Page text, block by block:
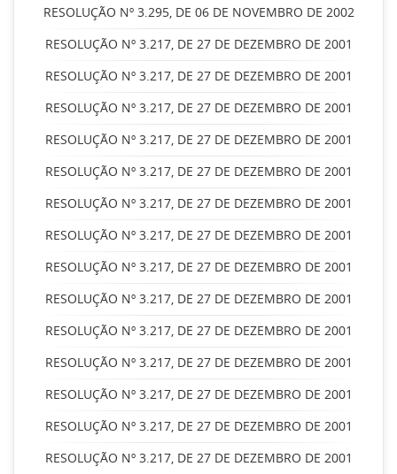
RESOLUÇÃO Nº 3.295, DE 06 DE NOVEMBRO DE 2002
RESOLUÇÃO Nº 3.217, DE 27 DE DEZEMBRO DE 2001
RESOLUÇÃO Nº 3.217, DE 27 DE DEZEMBRO DE 2001
RESOLUÇÃO Nº 3.217, DE 27 DE DEZEMBRO DE 2001
RESOLUÇÃO Nº 3.217, DE 27 DE DEZEMBRO DE 2001
RESOLUÇÃO Nº 3.217, DE 27 DE DEZEMBRO DE 2001
RESOLUÇÃO Nº 3.217, DE 27 DE DEZEMBRO DE 2001
RESOLUÇÃO Nº 3.217, DE 27 DE DEZEMBRO DE 2001
RESOLUÇÃO Nº 3.217, DE 27 DE DEZEMBRO DE 2001
RESOLUÇÃO Nº 3.217, DE 27 DE DEZEMBRO DE 2001
RESOLUÇÃO Nº 3.217, DE 27 DE DEZEMBRO DE 2001
RESOLUÇÃO Nº 3.217, DE 27 DE DEZEMBRO DE 2001
RESOLUÇÃO Nº 3.217, DE 27 DE DEZEMBRO DE 2001
RESOLUÇÃO Nº 3.217, DE 27 DE DEZEMBRO DE 2001
RESOLUÇÃO Nº 3.217, DE 27 DE DEZEMBRO DE 2001